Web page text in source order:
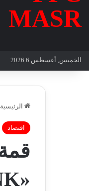
MASR
الخميس, أغسطس 6 2026
الرئيسية
اقتصاد